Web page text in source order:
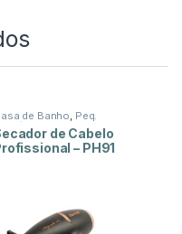
de Banho, Peq.
de Cabelo
– PH91